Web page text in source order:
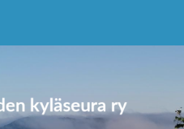
Putkilahden kyläseura ry